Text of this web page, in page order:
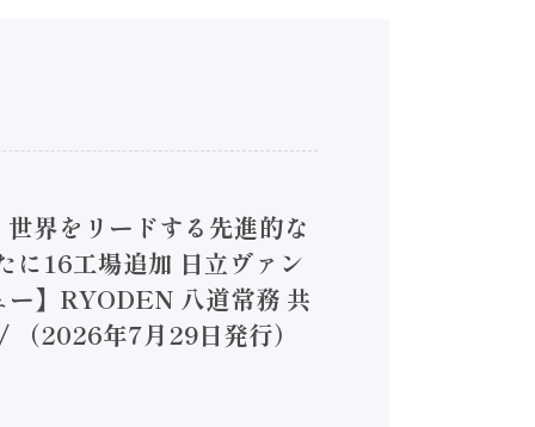
界をリードする先進的な
16工場追加 日立ヴァン
】RYODEN 八道常務 共
2026年7月29日発行）